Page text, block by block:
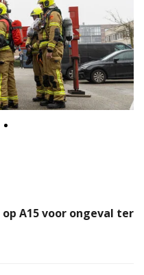
A15 voor ongeval ter